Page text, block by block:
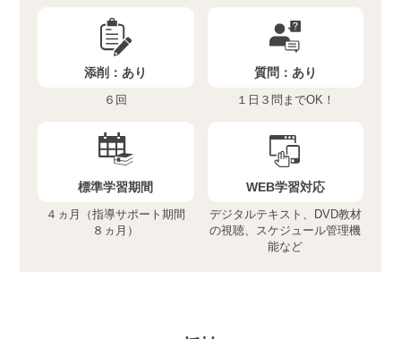
添削： あり
６回
質問： あり
１日３問までOK！
標準学習期間
４ヵ月（指導サポート期間
８ヵ月）
WEB学習対応
デジタルテキスト、DVD教材
の視聴、スケジュール管理機
能など